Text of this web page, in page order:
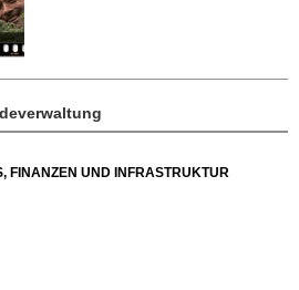
FINANZEN UND INFRASTRUKTUR